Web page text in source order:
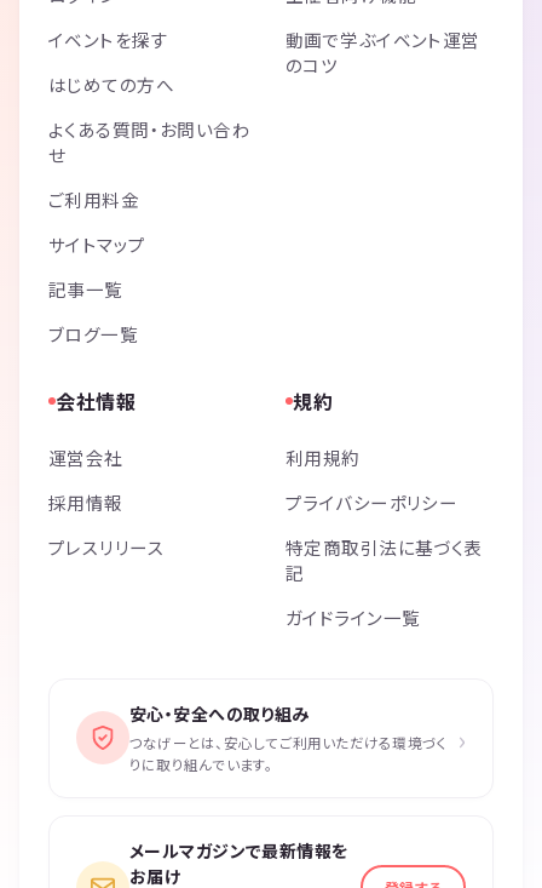
イベントを探す
はじめての方へ
よくある質問・お問い合わ
せ
ご利用料金
サイトマップ
記事一覧
ブログ一覧
動画で学ぶイベント運営
のコツ
会社情報
運営会社
採用情報
プレスリリース
規約
利用規約
プライバシーポリシー
特定商取引法に基づく表
記
ガイドライン一覧
安心・安全への取り組み
つなげーとは、安心してご利用いただける環境づく
りに取り組んでいます。
›
メールマガジンで最新情報を
お届け